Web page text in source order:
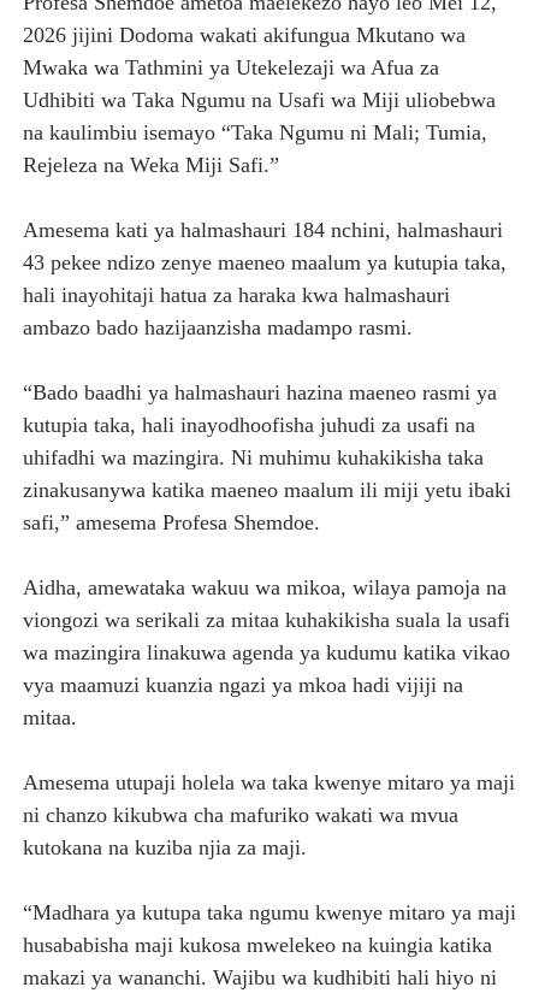
2026 jijini Dodoma wakati akifungua Mkutano wa
Mwaka wa Tathmini ya Utekelezaji wa Afua za
Udhibiti wa Taka Ngumu na Usafi wa Miji uliobebwa
na kaulimbiu isemayo “Taka Ngumu ni Mali; Tumia,
Rejeleza na Weka Miji Safi.”
Amesema kati ya halmashauri 184 nchini, halmashauri
43 pekee ndizo zenye maeneo maalum ya kutupia taka,
hali inayohitaji hatua za haraka kwa halmashauri
ambazo bado hazijaanzisha madampo rasmi.
“Bado baadhi ya halmashauri hazina maeneo rasmi ya
kutupia taka, hali inayodhoofisha juhudi za usafi na
uhifadhi wa mazingira. Ni muhimu kuhakikisha taka
zinakusanywa katika maeneo maalum ili miji yetu ibaki
safi,” amesema Profesa Shemdoe.
Aidha, amewataka wakuu wa mikoa, wilaya pamoja na
viongozi wa serikali za mitaa kuhakikisha suala la usafi
wa mazingira linakuwa agenda ya kudumu katika vikao
vya maamuzi kuanzia ngazi ya mkoa hadi vijiji na
mitaa.
Amesema utupaji holela wa taka kwenye mitaro ya maji
ni chanzo kikubwa cha mafuriko wakati wa mvua
kutokana na kuziba njia za maji.
“Madhara ya kutupa taka ngumu kwenye mitaro ya maji
husababisha maji kukosa mwelekeo na kuingia katika
makazi ya wananchi. Wajibu wa kudhibiti hali hiyo ni